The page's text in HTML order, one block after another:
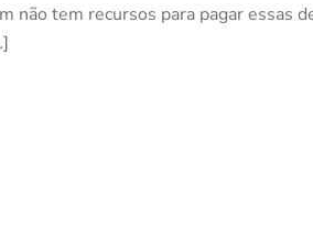
não tem recursos para pagar essas